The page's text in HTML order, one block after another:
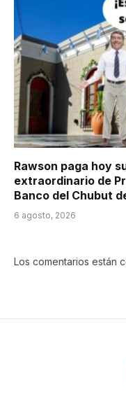
Rawson paga hoy
extraordinario de
Banco del Chubut
6 agosto, 2026
Los comentarios están